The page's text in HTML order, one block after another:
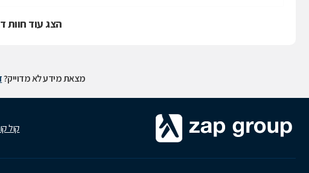
הצג עוד חוות
מצאת מידע לא מדוייק?
קול